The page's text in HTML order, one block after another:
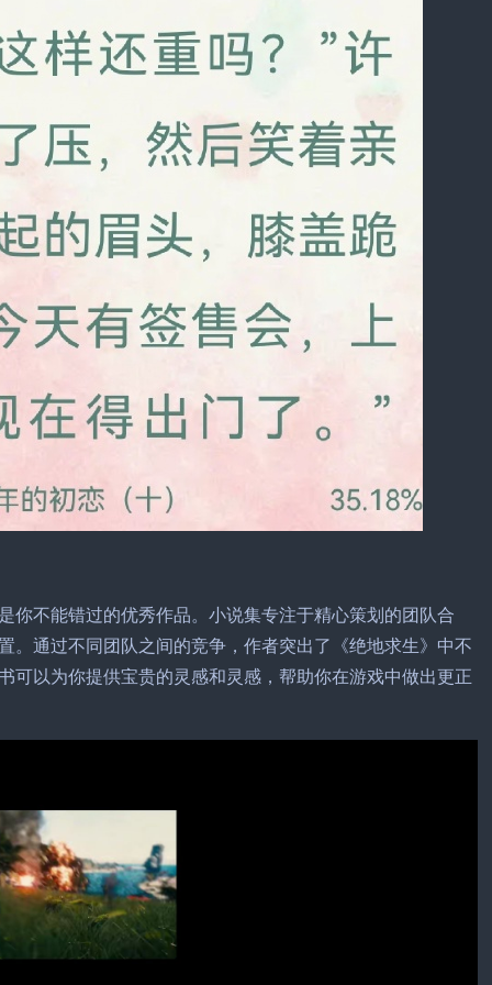
你不能错过的优秀作品。小说集专注于精心策划的团队合
。通过不同团队之间的竞争，作者突出了《绝地求生》中不
可以为你提供宝贵的灵感和灵感，帮助你在游戏中做出更正